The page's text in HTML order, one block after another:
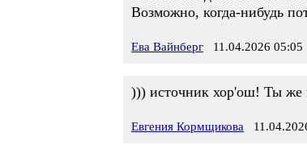
Возможно, когда-нибудь
Ева Вайнберг 11.04.2026 05:05
))) источник хор'ош! Ты же
Евгения Кормщикова